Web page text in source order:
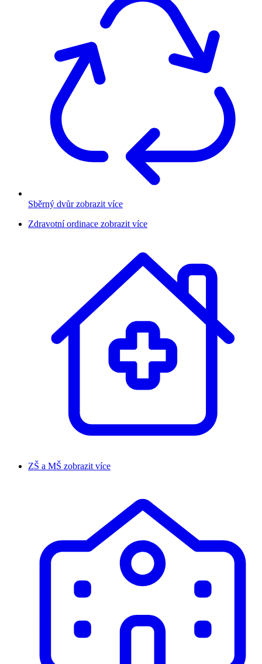
Sběrný dvůr zobrazit více
Zdravotní ordinace zobrazit více
ZŠ a MŠ zobrazit více